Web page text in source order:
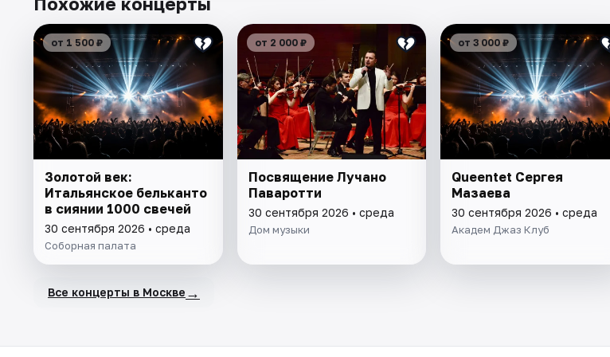
от 1 500 ₽
Золотой век:
Итальянское бельканто
в сиянии 1000 свечей
30 сентября 2026 • среда
Соборная палата
от 2 000 ₽
Посвящение Лучано
Паваротти
30 сентября 2026 • среда
Дом музыки
от 3 000 ₽
Queentet Сергея
Мазаева
30 сентября 2026 • среда
Академ Джаз Клуб
Все концерты в Москве →